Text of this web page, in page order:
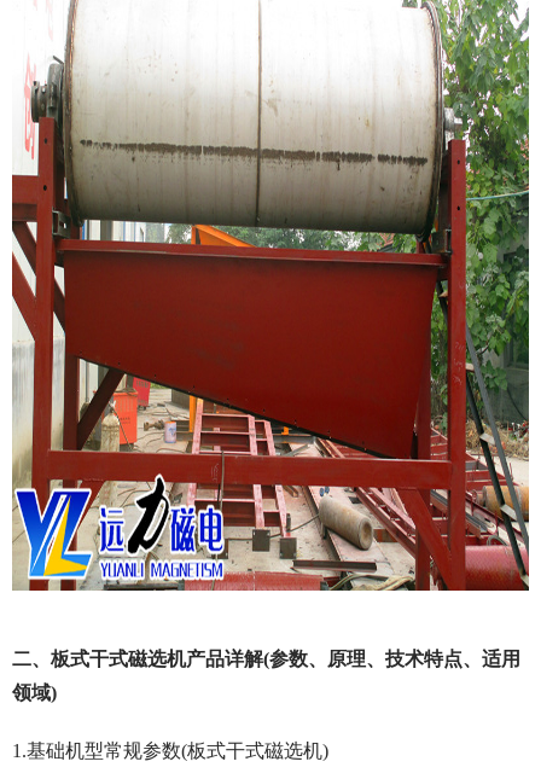
二、板式干式磁选机产品详解(参数、原理、技术特点、适用
领域)
1.基础机型常规参数(板式干式磁选机)